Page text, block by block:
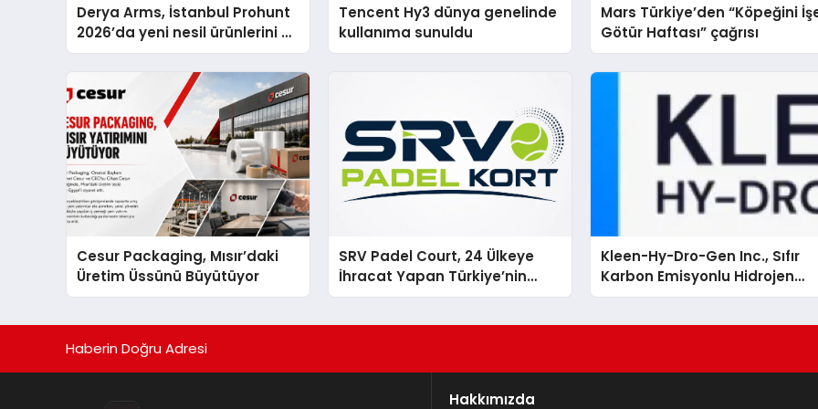
Derya Arms, İstanbul Prohunt
2026’da yeni nesil ürünlerini ve
global marka vizyonunu
Tencent Hy3 dünya genelinde
kullanıma sunuldu
Mars Türkiye’den “Köpeğini
Götür Haftası” çağrısı
Cesur Packaging, Mısır’daki
Üretim Üssünü Büyütüyor
SRV Padel Court, 24 Ülkeye
İhracat Yapan Türkiye’nin
Padel Kortu Üretim Gücü
Kleen-Hy-Dro-Gen Inc., Sıfır
Karbon Emisyonlu Hidrojen
Isıtma Teknolojisinde ISO ve
Haberin Doğru Adresi
Hakkımızda